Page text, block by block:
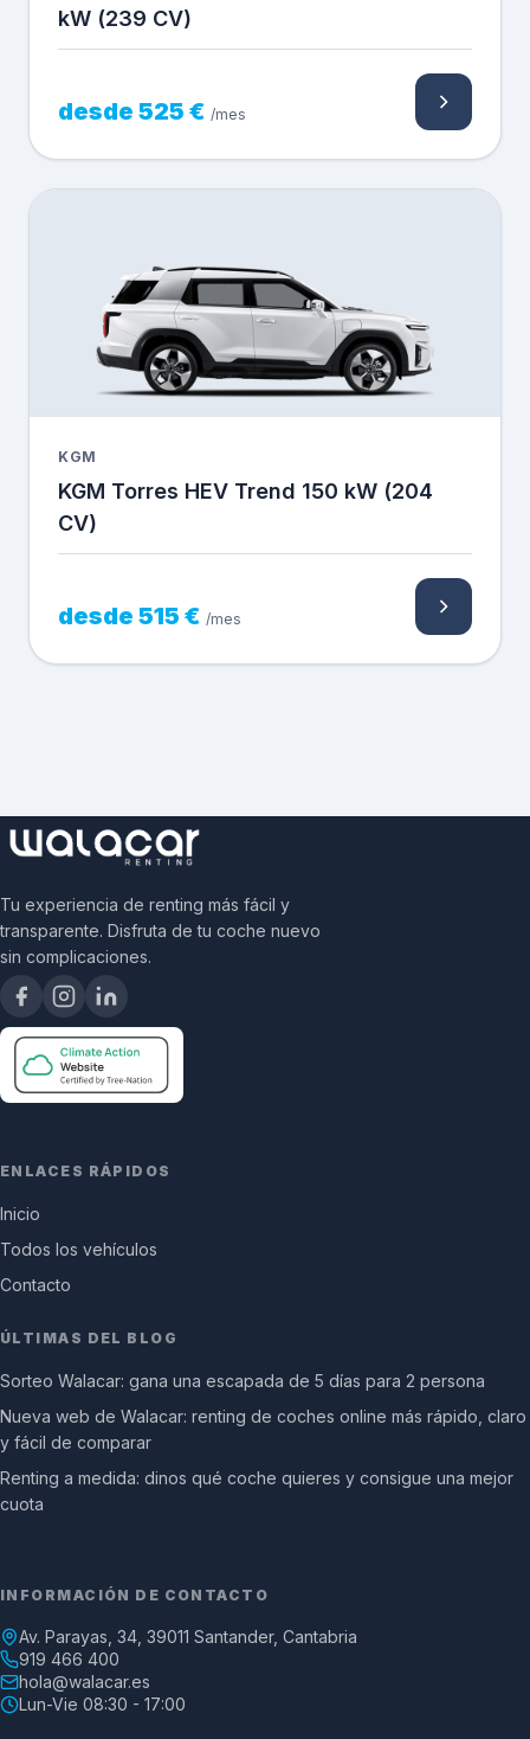
kW (239 CV)
desde 525 € /mes
KGM
KGM Torres HEV Trend 150 kW (204
CV)
desde 515 € /mes
Tu experiencia de renting más fácil y
transparente. Disfruta de tu coche nuevo
sin complicaciones.
ENLACES RÁPIDOS
Inicio
Todos los vehículos
Contacto
ÚLTIMAS DEL BLOG
Sorteo Walacar: gana una escapada de 5 días para 2 persona
Nueva web de Walacar: renting de coches online más rápido, claro
y fácil de comparar
Renting a medida: dinos qué coche quieres y consigue una mejor
cuota
INFORMACIÓN DE CONTACTO
Av. Parayas, 34, 39011 Santander, Cantabria
919 466 400
hola@walacar.es
Lun-Vie 08:30 - 17:00